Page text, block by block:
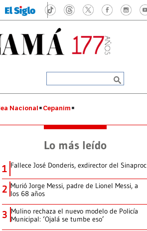
Nacional Cepanim
Lo más leído
1 Fallece José Donderis, exdirector del Sinaproc
2 Murió Jorge Messi, padre de Lionel Messi, a
los 68 años
3 Mulino rechaza el nuevo modelo de Policía
Municipal: ‘Ojalá se tumbe eso’